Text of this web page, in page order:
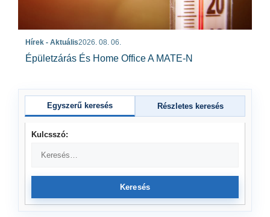
Hírek - Aktuális2026. 08. 06.
Épületzárás És Home Office A MATE-N
Egyszerű keresés Részletes keresés
Kulcsszó:
Keresés